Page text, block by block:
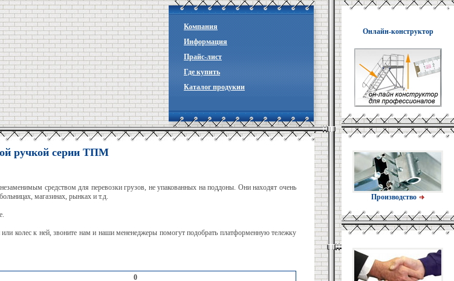
Компания
Информация
Прайc-лист
Где купить
Каталог продукии
ручкой серии ТПМ
средством для перевозки грузов, не упакованных на поддоны. Они находят очень
магазинах, рынках и т.д.
колес к ней, звоните нам и наши мененеджеры помогут подобрать платформенную тележку
0
Онлайн-конструктор
Производство